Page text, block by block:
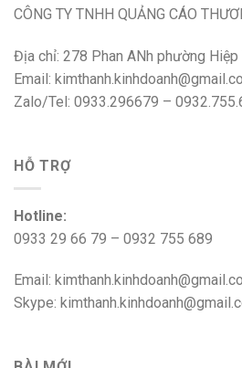
CÔNG TY TNHH QUẢNG CÁO
Địa chỉ: 278 Phan ANh phường Hiệp
Email:
Zalo/Tel: 0933.296679 –
HỖ TRỢ
Hotline:
0933 29 66 79 – 0932 755 689
Email:
Skype: